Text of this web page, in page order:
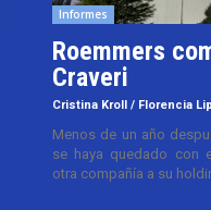
Informes
Roemmers
Craveri
Cristina Kroll / Florencia
Menos de un año
se haya quedado con
otra compañía a su